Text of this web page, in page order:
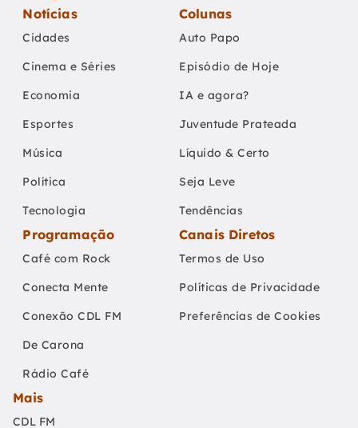
Notícias
Cidades
Cinema e Séries
Economia
Esportes
Música
Política
Tecnologia
Colunas
Auto Papo
Episódio de Hoje
IA e agora?
Juventude Prateada
Líquido & Certo
Seja Leve
Tendências
Programação
Café com Rock
Conecta Mente
Conexão CDL FM
De Carona
Rádio Café
Canais Diretos
Termos de Uso
Políticas de Privacidade
Preferências de Cookies
Mais
CDL FM